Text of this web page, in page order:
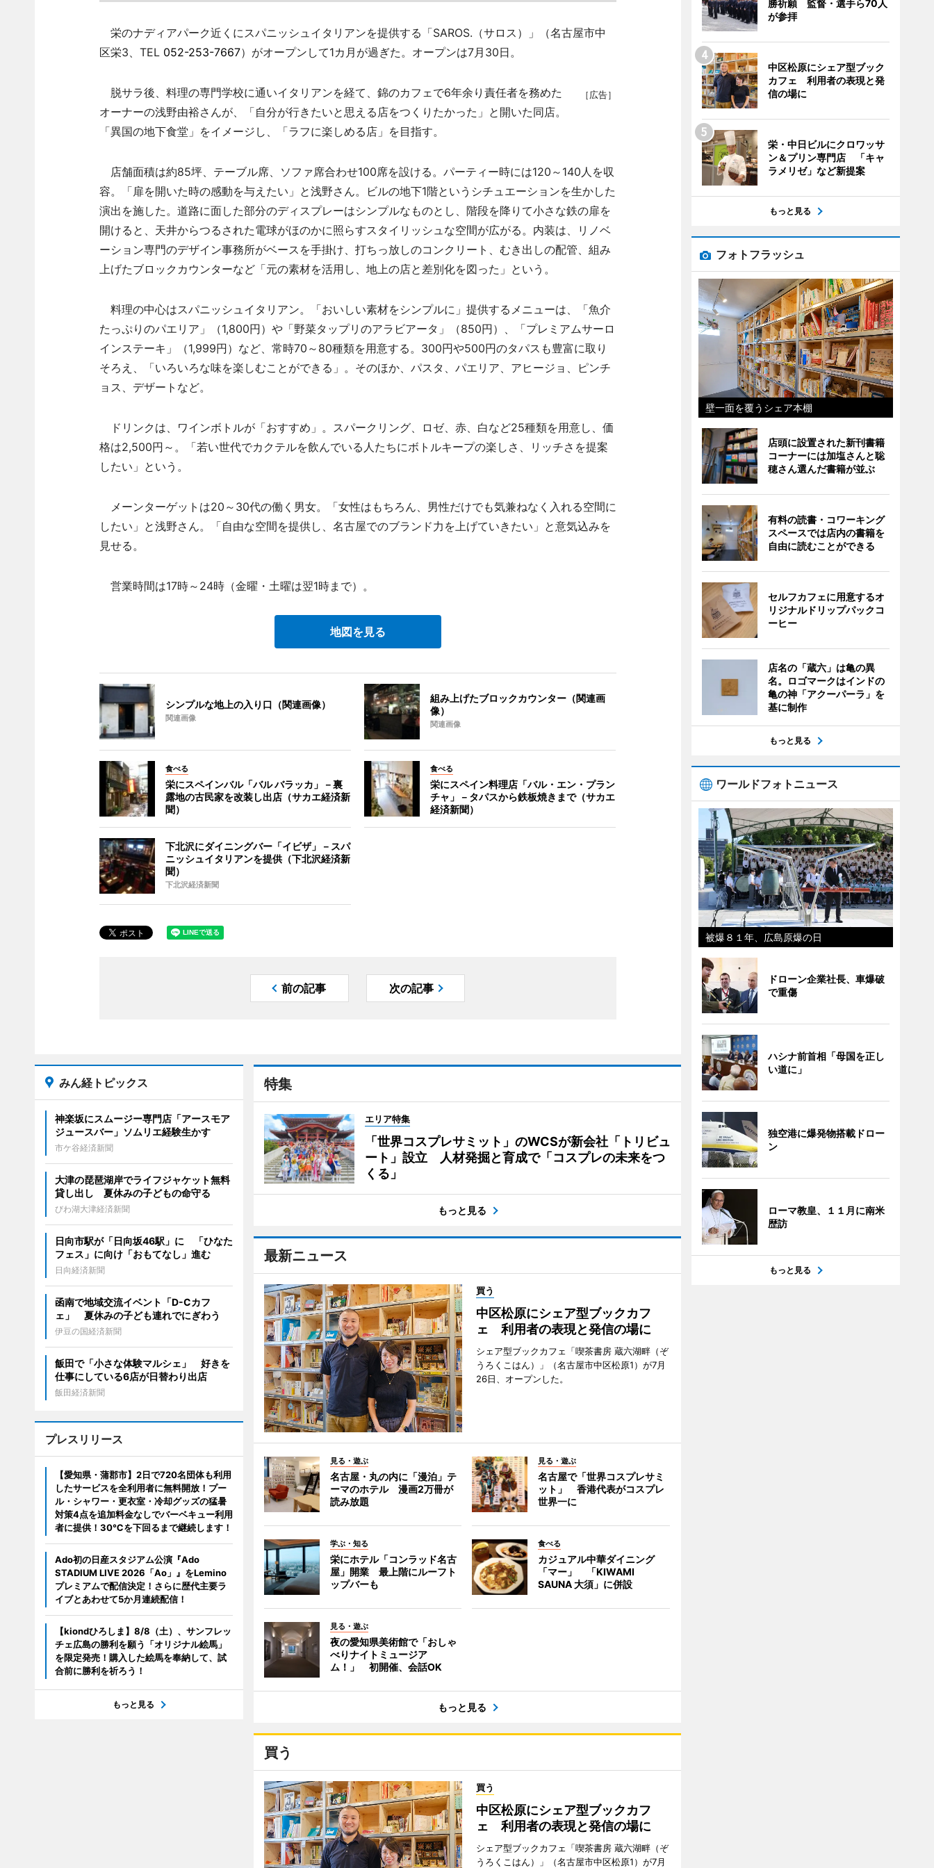
栄のナディアパーク近くにスパニッシュイタリアンを提供する「SAROS.（サロス）」（名古屋市中
区栄3、TEL 052-253-7667）がオープンして1カ月が過ぎた。オープンは7月30日。
［広告］
脱サラ後、料理の専門学校に通いイタリアンを経て、錦のカフェで6年余り責任者を務めた
オーナーの浅野由裕さんが、「自分が行きたいと思える店をつくりたかった」と開いた同店。
「異国の地下食堂」をイメージし、「ラフに楽しめる店」を目指す。
店舗面積は約85坪、テーブル席、ソファ席合わせ100席を設ける。パーティー時には120～140人を収
容。「扉を開いた時の感動を与えたい」と浅野さん。ビルの地下1階というシチュエーションを生かした
演出を施した。道路に面した部分のディスプレーはシンプルなものとし、階段を降りて小さな鉄の扉を
開けると、天井からつるされた電球がほのかに照らすスタイリッシュな空間が広がる。内装は、リノベ
ーション専門のデザイン事務所がベースを手掛け、打ちっ放しのコンクリート、むき出しの配管、組み
上げたブロックカウンターなど「元の素材を活用し、地上の店と差別化を図った」という。
料理の中心はスパニッシュイタリアン。「おいしい素材をシンプルに」提供するメニューは、「魚介
たっぷりのパエリア」（1,800円）や「野菜タップリのアラビアータ」（850円）、「プレミアムサーロ
インステーキ」（1,999円）など、常時70～80種類を用意する。300円や500円のタパスも豊富に取り
そろえ、「いろいろな味を楽しむことができる」。そのほか、パスタ、パエリア、アヒージョ、ピンチ
ョス、デザートなど。
ドリンクは、ワインボトルが「おすすめ」。スパークリング、ロゼ、赤、白など25種類を用意し、価
格は2,500円～。「若い世代でカクテルを飲んでいる人たちにボトルキープの楽しさ、リッチさを提案
したい」という。
メーンターゲットは20～30代の働く男女。「女性はもちろん、男性だけでも気兼ねなく入れる空間に
したい」と浅野さん。「自由な空間を提供し、名古屋でのブランド力を上げていきたい」と意気込みを
見せる。
営業時間は17時～24時（金曜・土曜は翌1時まで）。
地図を見る
シンプルな地上の入り口（関連画像）
関連画像
組み上げたブロックカウンター（関連画
像）
関連画像
食べる
栄にスペインバル「バル バラッカ」－裏
露地の古民家を改装し出店（サカエ経済新
聞）
食べる
栄にスペイン料理店「バル・エン・プラン
チャ」－タパスから鉄板焼きまで（サカエ
経済新聞）
下北沢にダイニングバー「イビザ」－スパ
ニッシュイタリアンを提供（下北沢経済新
聞）
下北沢経済新聞
前の記事 次の記事
特集
エリア特集
「世界コスプレサミット」のWCSが新会社「トリビュ
ート」設立 人材発掘と育成で「コスプレの未来をつ
くる」
もっと見る
最新ニュース
買う
中区松原にシェア型ブックカフ
ェ 利用者の表現と発信の場に
シェア型ブックカフェ「喫茶書房 蔵六湖畔（ぞ
うろくこはん）」（名古屋市中区松原1）が7月
26日、オープンした。
見る・遊ぶ
名古屋・丸の内に「漫泊」テ
ーマのホテル 漫画2万冊が
読み放題
見る・遊ぶ
名古屋で「世界コスプレサミ
ット」 香港代表がコスプレ
世界一に
学ぶ・知る
栄にホテル「コンラッド名古
屋」開業 最上階にルーフト
ップバーも
食べる
カジュアル中華ダイニング
「マー」 「KIWAMI
SAUNA 大須」に併設
見る・遊ぶ
夜の愛知県美術館で「おしゃ
べりナイトミュージア
ム！」 初開催、会話OK
もっと見る
買う
買う
中区松原にシェア型ブックカフ
ェ 利用者の表現と発信の場に
シェア型ブックカフェ「喫茶書房 蔵六湖畔（ぞ
うろくこはん）」（名古屋市中区松原1）が7月
みん経トピックス
神楽坂にスムージー専門店「アースモア
ジュースバー」ソムリエ経験生かす
市ケ谷経済新聞
大津の琵琶湖岸でライフジャケット無料
貸し出し 夏休みの子どもの命守る
びわ湖大津経済新聞
日向市駅が「日向坂46駅」に 「ひなた
フェス」に向け「おもてなし」進む
日向経済新聞
函南で地域交流イベント「D-Cカフ
ェ」 夏休みの子ども連れでにぎわう
伊豆の国経済新聞
飯田で「小さな体験マルシェ」 好きを
仕事にしている6店が日替わり出店
飯田経済新聞
プレスリリース
【愛知県・蒲郡市】2日で720名団体も利用
したサービスを全利用者に無料開放！プー
ル・シャワー・更衣室・冷却グッズの猛暑
対策4点を追加料金なしでバーベキュー利用
者に提供！30℃を下回るまで継続します！
Ado初の日産スタジアム公演『Ado
STADIUM LIVE 2026「Ao」』をLemino
プレミアムで配信決定！さらに歴代主要ラ
イブとあわせて5か月連続配信！
【kiondひろしま】8/8（土）、サンフレッ
チェ広島の勝利を願う「オリジナル絵馬」
を限定発売！購入した絵馬を奉納して、試
合前に勝利を祈ろう！
もっと見る
勝祈願 監督・選手ら70人
が参拝
中区松原にシェア型ブック
カフェ 利用者の表現と発
信の場に
栄・中日ビルにクロワッサ
ン＆プリン専門店 「キャ
ラメリゼ」など新提案
もっと見る
フォトフラッシュ
壁一面を覆うシェア本棚
店頭に設置された新刊書籍
コーナーには加塩さんと聡
穂さん選んだ書籍が並ぶ
有料の読書・コワーキング
スペースでは店内の書籍を
自由に読むことができる
セルフカフェに用意するオ
リジナルドリップパックコ
ーヒー
店名の「蔵六」は亀の異
名。ロゴマークはインドの
亀の神「アクーパーラ」を
基に制作
もっと見る
ワールドフォトニュース
被爆８１年、広島原爆の日
ドローン企業社長、車爆破
で重傷
ハシナ前首相「母国を正し
い道に」
独空港に爆発物搭載ドロー
ン
ローマ教皇、１１月に南米
歴訪
もっと見る